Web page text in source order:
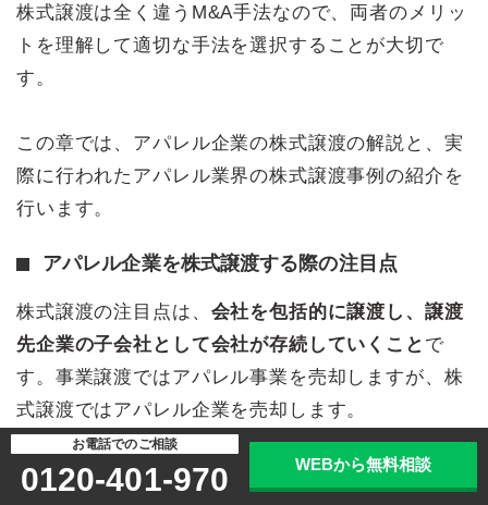
株式譲渡は全く違うM&A手法なので、両者のメリッ
トを理解して適切な手法を選択することが大切で
す。
この章では、アパレル企業の株式譲渡の解説と、実
際に行われたアパレル業界の株式譲渡事例の紹介を
行います。
アパレル企業を株式譲渡する際の注目点
株式譲渡の注目点は、 会社を包括的に譲渡し、譲渡
先企業の子会社として会社が存続していくこと で
す。事業譲渡ではアパレル事業を売却しますが、株
式譲渡ではアパレル企業を売却します。
例えば、経営者が高齢で引退しなければならなくな
お電話でのご相談
0120-401-970 WEBから無料相談